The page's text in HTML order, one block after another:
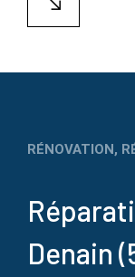
RÉNOVATION,
Denain